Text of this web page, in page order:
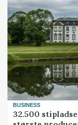
BUSINESS
32.500